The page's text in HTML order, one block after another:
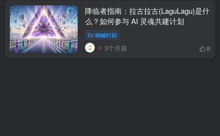
降临者指南：拉古拉古(LaguLagu)是什
么？如何参与 AI 灵魂共建计划
呐喊时刻
3个月前 8